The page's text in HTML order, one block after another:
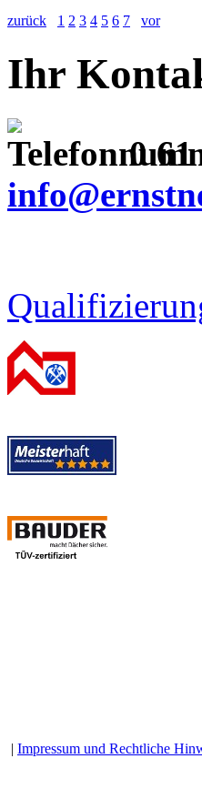
zurück 1 2 3 4 5 6 7 vor
Ihr
0 61
| Impressum und Rechtliche